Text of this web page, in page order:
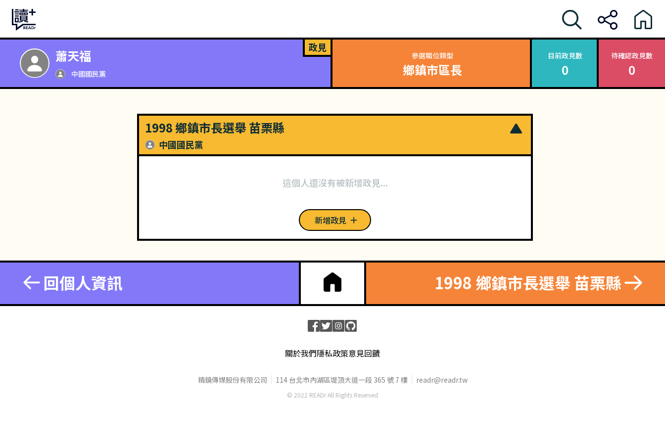
蕭天福
中國國民黨
政見
參選職位類型
鄉鎮市區長
目前政見數
0
待確認政見數
0
1998 鄉鎮市長選舉 苗栗縣
中國國民黨
這個人還沒有被新增政見...
新增政見
回個人資訊 1998 鄉鎮市長選舉 苗栗縣
關於我們隱私政策意見回饋
精鏡傳媒股份有限公司 114 台北市內湖區堤頂大道一段 365 號 7 樓 readr@readr.tw
© 2022 READr All Rights Reserved